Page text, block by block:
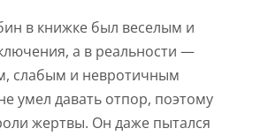
в книжке был веселым и
а в реальности —
слабым и невротичным
умел давать отпор, поэтому
жертвы. Он даже пытался